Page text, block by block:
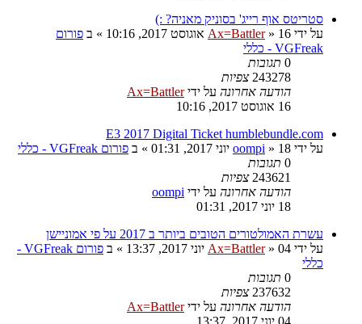
סטריטס אוף רייג' בסוניק מאניה? :)
על ידי
Ax=Battler» 16 אוגוסט 2017, 10:16 » ב פורום
VGFreak - כללי
0 תגובות
243278 צפיות
הודעה אחרונה על ידיAx=Battler
16 אוגוסט 2017, 10:16
E3 2017 Digital Ticket humblebundle.com
על ידי
oompi » 18 יוני 2017, 01:31 » ב פורום VGFreak - כללי
0 תגובות
243621 צפיות
הודעה אחרונה על ידי oompi
18 יוני 2017, 01:31
עשרת האמולטורים הטובים ביותר ב 2017 על פי אמוניישן
על ידי
Ax=Battler» 04 יוני 2017, 13:37 » ב
פורום VGFreak -
כללי
0 תגובות
237632 צפיות
הודעה אחרונה על ידיAx=Battler